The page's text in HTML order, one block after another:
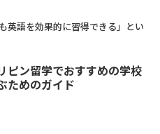
英語を効果的に習得できる」とい
ピン留学でおすすめの学校
ためのガイド